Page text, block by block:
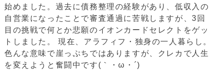
始めました。過去に債務整理の経験があり、低収入の
自営業になったことで審査通過に苦戦しますが、3回
目の挑戦で何とか悲願のイオンカードセレクトをゲッ
トしました。 現在、アラフィフ・独身の一人暮らし。
色んな意味で崖っぷちではありますが、クレカで人生
を変えようと奮闘中です(｀・ω・´)ゞ